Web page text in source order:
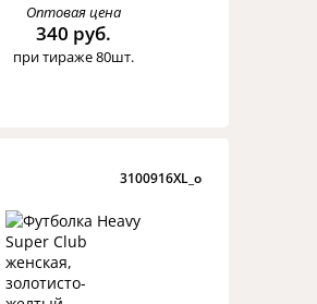
Оптовая цена
340 руб.
при тираже 80шт.
3100916XL_o